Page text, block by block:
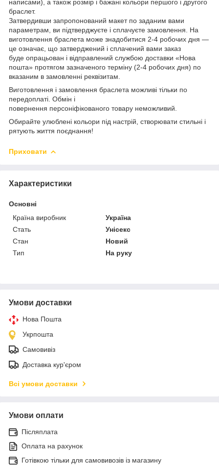
написами), а також розмір і бажані кольори першого і другого
браслет.
Затвердивши запропонований макет по заданим вами
параметрам, ви підтверджуєте і сплачуєте замовлення. На
виготовлення браслета може знадобитися 2-4 робочих дня —
це означає, що затверджений і сплачений вами заказ
буде опрацьован і відправлений службою доставки «Нова
пошта» протягом зазначеного терміну (2-4 робочих дня) по
вказаним в замовленні реквізитам.
Виготовлення і замовлення браслета можливі тільки по
передоплаті. Обмін і
повернення персоніфікованого товару неможливий.
Обирайте улюблені кольори під настрій, створювати стильні і
рятують життя поєднання!
Приховати
Характеристики
Основні
Країна виробник
Україна
Стать
Унісекс
Стан
Новий
Тип
На руку
Умови доставки
Нова Пошта
Укрпошта
Самовивіз
Доставка кур'єром
Всі умови доставки
Умови оплати
Післяплата
Оплата на рахунок
Готівкою тільки для самовивозів із магазину